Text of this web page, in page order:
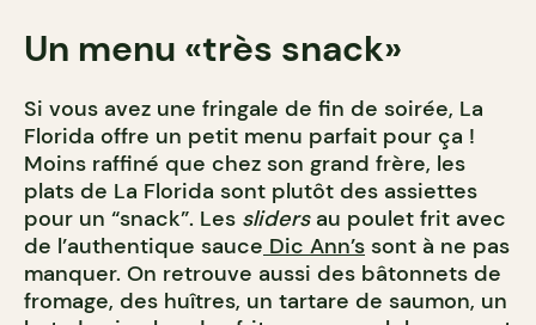
Un menu «très snack»
Si vous avez une fringale de fin de soirée, La
Florida offre un petit menu parfait pour ça !
Moins raffiné que chez son grand frère, les
plats de La Florida sont plutôt des assiettes
pour un “snack”. Les slidersau poulet frit avec
de l’authentique sauce Dic Ann’s sont à ne pas
manquer. On retrouve aussi des bâtonnets de
fromage, des huîtres, un tartare de saumon, un